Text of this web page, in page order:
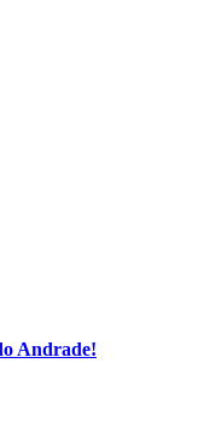
Andrade!